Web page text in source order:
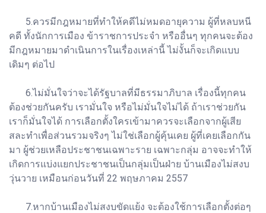
5.ควรมีกฎหมายที่ทำให้คดีไม่หมดอายุความ ผู้ที่หลบหนี
คดี ทั้งนักการเมือง ข้าราชการประจำ หรืออื่นๆ ทุกคนจะต้อง
มีกฎหมายมาดำเนินการในเรื่องเหล่านี้ ไม่งั้นก็จะเกิดแบบ
เดิมๆ ต่อไป
6.ไม่มั่นใจว่าจะได้รัฐบาลที่มีธรรมาภิบาล เรื่องนี้ทุกคน
ต้องช่วยกันครับ เรามั่นใจ หรือไม่มั่นใจไม่ได้ ถ้าเราช่วยกัน
เราก็มั่นใจได้ การเลือกตั้งใครเข้ามาควรจะเลือกจากผู้เสีย
สละทำเพื่อส่วนรวมจริงๆ ไม่ใช่เลือกผู้คุ้นเคย ผู้ที่เคยเลือกกัน
มา ผู้ช่วยเหลือประชาชนเฉพาะราย เฉพาะกลุ่ม อาจจะทำให้
เกิดการแบ่งแยกประชาชนเป็นกลุ่มเป็นฝ่าย บ้านเมืองไม่สงบ
วุ่นวาย เหมือนก่อนวันที่ 22 พฤษภาคม 2557
7.หากบ้านเมืองไม่สงบขัดแย้ง จะต้องใช้การเลือกตั้งต่อๆ